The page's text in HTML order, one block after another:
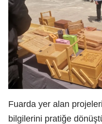
Fuarda yer alan
bilgilerini pratiğe